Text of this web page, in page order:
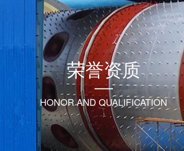
荣誉资质
HONOR AND QUALIFICATION